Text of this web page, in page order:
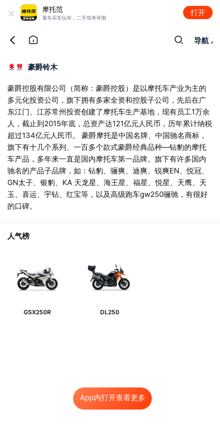
+ 摩托范
看车买车玩车，二手驾考评测
打开
App内打开查看更多
导航
豪爵铃木
豪爵控股有限公司（简称：豪爵控股）是以摩托车产业为主的
多元化投资公司，旗下拥有多家全资和控股子公司，先后在广
东江门、江苏常州投资创建了摩托车生产基地，现有员工1万余
人，截止到2015年底，总资产达121亿元人民币，历年累计纳税
超过134亿元人民币。 豪爵摩托是中国名牌、中国驰名商标，
旗下有十几个系列、一百多个款式豪爵经典品种—钻豹的摩托
车产品，多年来一直是国内摩托车第一品牌。旗下有许多国内
驰名的产品子品牌，如：钻豹、骊爽、迪爽、锐爽EN、悦冠、
GN太子、银豹、KA 天龙星、海王星、福星、悦星、天鹰、天
玉、喜运、宇钻、红宝等，以及高级跑车gw250骊驰，有很好
的口碑。
人气榜
GSX250R DL250